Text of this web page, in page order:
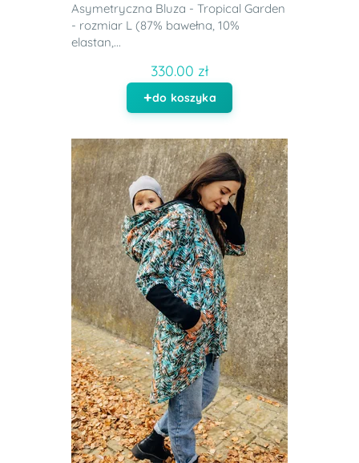
Asymetryczna Bluza - Tropical Garden
- rozmiar L (87% bawełna, 10%
elastan,...
330.00 zł
do koszyka